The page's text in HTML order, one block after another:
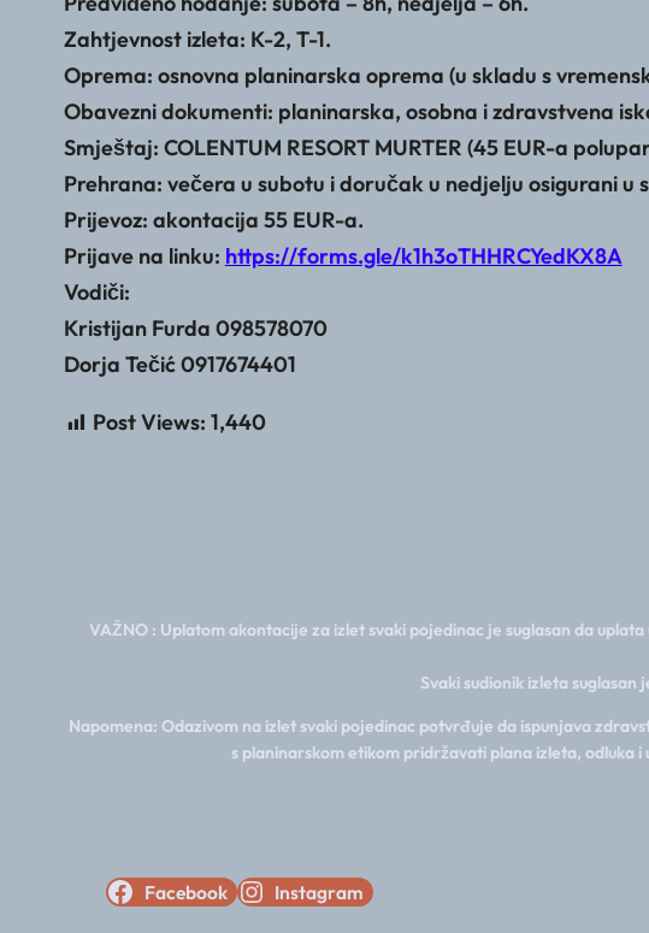
Zahtjevnost izleta: K-2, T-1.
Oprema: osnovna planinarska oprema (u skladu s
Obavezni dokumenti: planinarska, osobna i zdravstvena
Smještaj: COLENTUM RESORT MURTER (45 EUR-a
Prehrana: večera u subotu i doručak u nedjelju osigurani u
Prijevoz: akontacija 55 EUR-a.
Prijave na linku: https://forms.gle/k1h3oTHHRCYedKX8A
Vodiči:
Kristijan Furda 098578070
Dorja Tečić 0917674401
Post Views: 1,440
VAŽNO : Uplatom akontacije za izlet svaki pojedinac je suglasan da
Svaki sudionik izleta
Napomena: Odazivom na izlet svaki pojedinac potvrđuje da ispunjava
s planinarskom etikom pridržavati plana izleta, odluka
Facebook Instagram